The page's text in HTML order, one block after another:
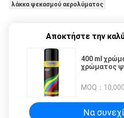
λάκκα ψεκασμού αερολύματος
Αποκτήστε την
400 ml
χρώματος
κάλυψη του
MOQ：
Να